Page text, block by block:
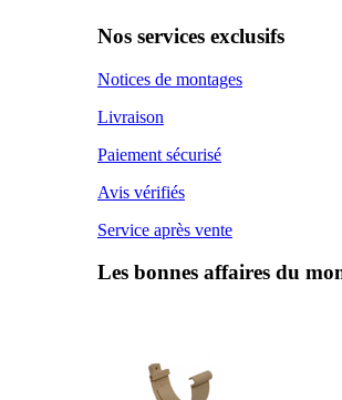
Nos services exclusifs
Notices de montages
Livraison
Paiement sécurisé
Avis vérifiés
Service après vente
Les bonnes affaires du